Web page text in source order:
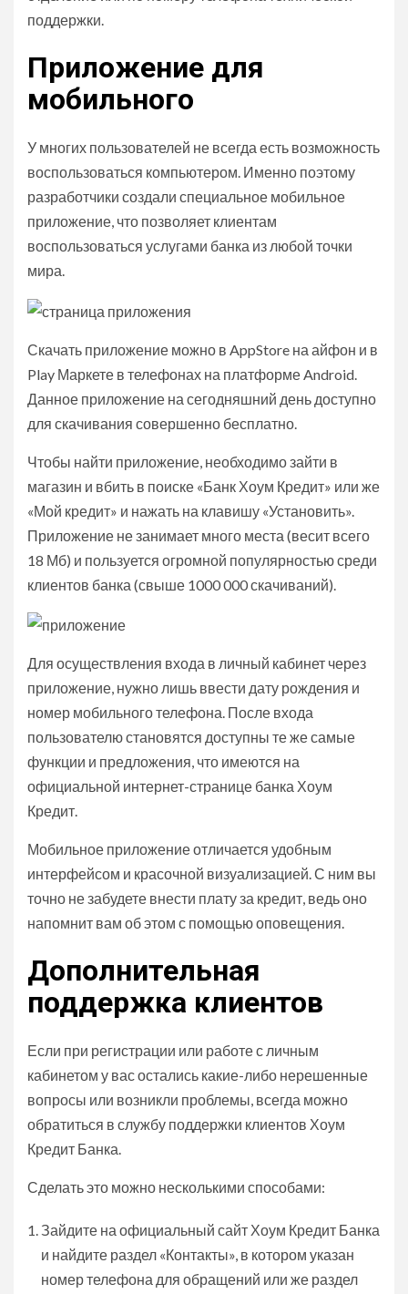
поддержки.
Приложение для
мобильного
У многих пользователей не всегда есть возможность
воспользоваться компьютером. Именно поэтому
разработчики создали специальное мобильное
приложение, что позволяет клиентам
воспользоваться услугами банка из любой точки
мира.
Скачать приложение можно в AppStore на айфон и в
Play Маркете в телефонах на платформе Android.
Данное приложение на сегодняшний день доступно
для скачивания совершенно бесплатно.
Чтобы найти приложение, необходимо зайти в
магазин и вбить в поиске «Банк Хоум Кредит» или же
«Мой кредит» и нажать на клавишу «Установить».
Приложение не занимает много места (весит всего
18 Мб) и пользуется огромной популярностью среди
клиентов банка (свыше 1000 000 скачиваний).
Для осуществления входа в личный кабинет через
приложение, нужно лишь ввести дату рождения и
номер мобильного телефона. После входа
пользователю становятся доступны те же самые
функции и предложения, что имеются на
официальной интернет-странице банка Хоум
Кредит.
Мобильное приложение отличается удобным
интерфейсом и красочной визуализацией. С ним вы
точно не забудете внести плату за кредит, ведь оно
напомнит вам об этом с помощью оповещения.
Дополнительная
поддержка клиентов
Если при регистрации или работе с личным
кабинетом у вас остались какие-либо нерешенные
вопросы или возникли проблемы, всегда можно
обратиться в службу поддержки клиентов Хоум
Кредит Банка.
Сделать это можно несколькими способами:
Зайдите на официальный сайт Хоум Кредит Банка
и найдите раздел «Контакты», в котором указан
номер телефона для обращений или же раздел